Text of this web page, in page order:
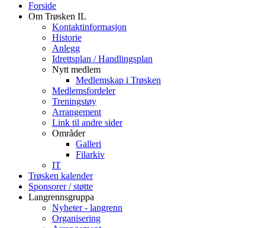
Forside
Om Trøsken IL
Kontaktinformasjon
Historie
Anlegg
Idrettsplan / Handlingsplan
Nytt medlem
Medlemskap i Trøsken
Medlemsfordeler
Treningstøy
Arrangement
Link til andre sider
Områder
Galleri
Filarkiv
IT
Trøsken kalender
Sponsorer / støtte
Langrennsgruppa
Nyheter - langrenn
Organisering